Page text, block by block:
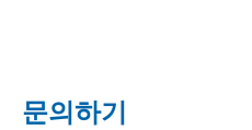
문의하기